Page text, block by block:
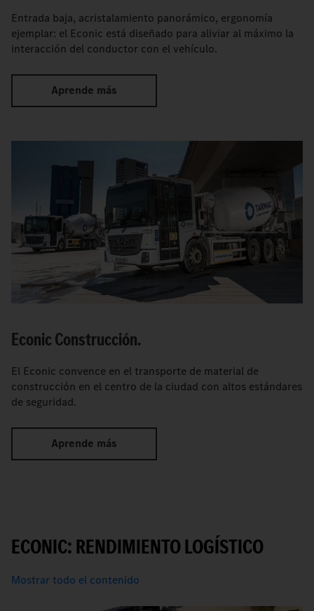
Entrada baja, acristalamiento panorámico, ergonomía
ejemplar: el Econic está diseñado para aliviar al máximo la
interacción del conductor con el vehículo.
Aprende más
Econic Construcción.
El Econic convence en el transporte de material de
construcción en el centro de la ciudad con altos estándares
de seguridad.
Aprende más
ECONIC: RENDIMIENTO LOGÍSTICO
Mostrar todo el contenido